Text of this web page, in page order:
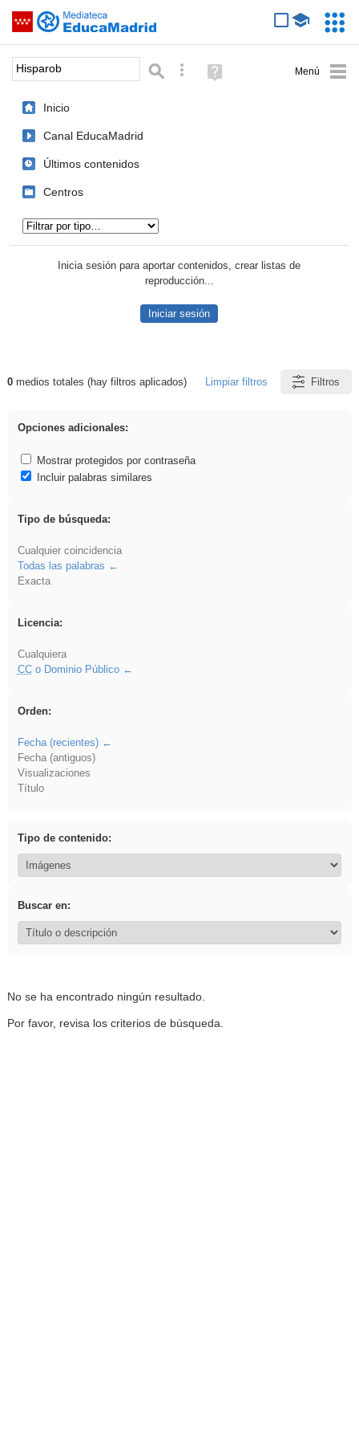
Saltar navegación
Palabra o frase: Búsqueda avanzada
Ayuda
(en
Inicio
Canal EducaMadrid
Últimos contenidos
Centros
Inicia sesión para aportar contenidos, crear listas de
reproducción...
Iniciar sesión
Resultados de: Hisparob
0medios totales (hay filtros aplicados) Limpiar filtros Filtros
Opciones adicionales:
Mostrar protegidos por contraseña
Incluir palabras similares
Tipo de búsqueda:
Cualquier coincidencia
Todas las palabras
Exacta
Licencia:
Cualquiera
CCo Dominio Público
Orden:
Fecha (recientes)
Fecha (antiguos)
Visualizaciones
Título
Tipo de contenido:
Buscar en:
No se ha encontrado ningún resultado.
Por favor, revisa los criterios de búsqueda.